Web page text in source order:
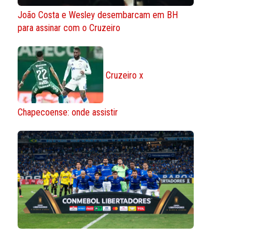
João Costa e Wesley desembarcam em BH
para assinar com o Cruzeiro
Cruzeiro x
Chapecoense: onde assistir